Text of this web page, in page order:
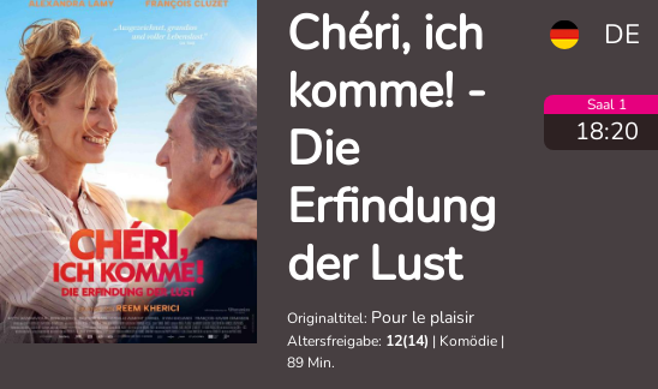
Chéri, ich
komme! -
Die
Erfindung
der Lust
Originaltitel: Pour le plaisir
Altersfreigabe: 12(14) | Komödie |
89 Min.
DE
Saal 1
18:20